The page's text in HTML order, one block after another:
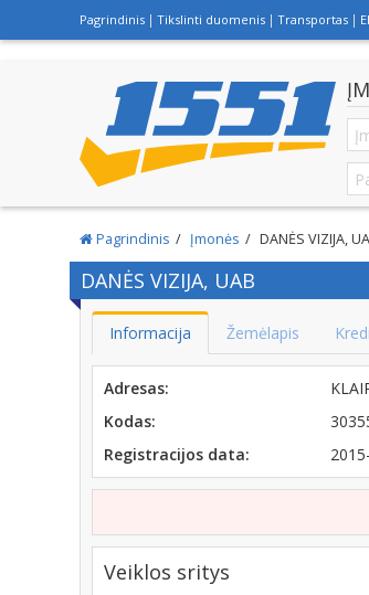
Pagrindinis Tikslinti duomenis Transportas
Pagrindinis Įmonės DANĖS VIZIJA,
DANĖS VIZIJA, UAB
Informacija Žemėlapis
Adresas:
Kodas:
Registracijos data:
Veiklos sritys